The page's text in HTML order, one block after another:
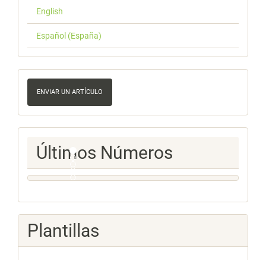
English
Español (España)
Enviar
un
artículo
ENVIAR UN ARTÍCULO
Ultimos
Numeros
Últimos Números
Plantillas